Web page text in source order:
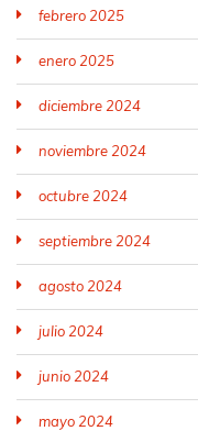
febrero 2025
enero 2025
diciembre 2024
noviembre 2024
octubre 2024
septiembre 2024
agosto 2024
julio 2024
junio 2024
mayo 2024